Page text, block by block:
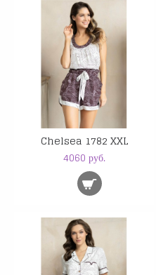
Chelsea 1782 XXL
4060 руб.